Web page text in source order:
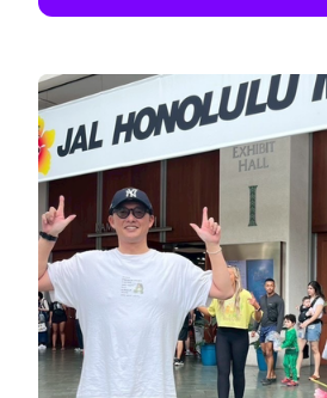
人をつなぎ、まちに活気をも
分のまちを信じられる未来」
日も挑み続けています。